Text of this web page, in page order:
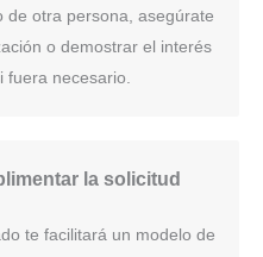
de otra persona, asegúrate
o demostrar el interés
fuera necesario.
la solicitud
te facilitará un modelo de